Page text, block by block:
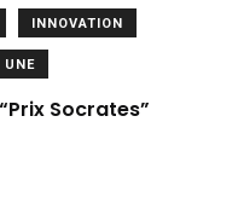
INNOVATION
UNE
Socrates”